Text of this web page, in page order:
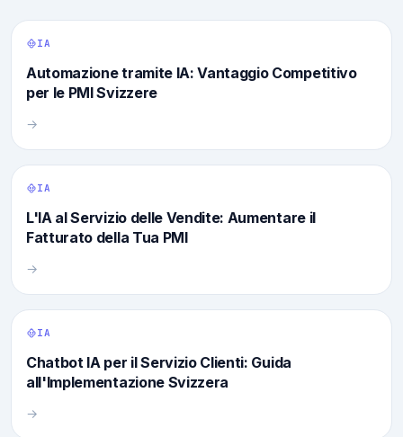
IA
Automazione tramite IA: Vantaggio Competitivo
per le PMI Svizzere
→
IA
L'IA al Servizio delle Vendite: Aumentare il
Fatturato della Tua PMI
→
IA
Chatbot IA per il Servizio Clienti: Guida
all'Implementazione Svizzera
→